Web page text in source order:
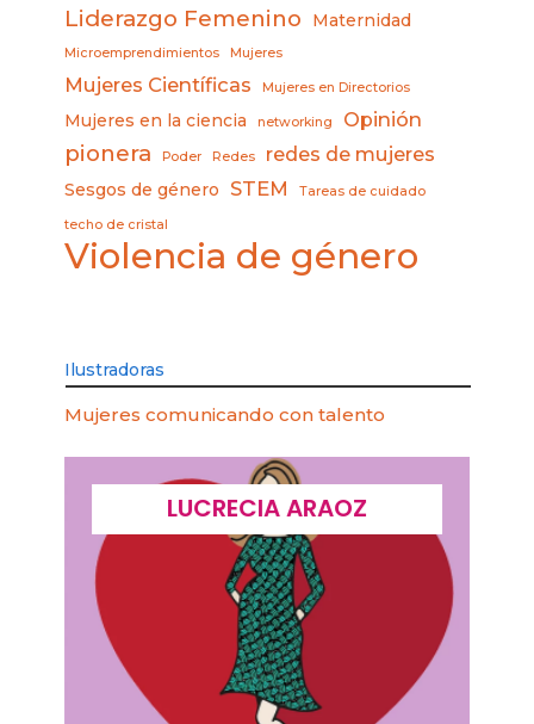
Liderazgo Femenino Maternidad
Microemprendimientos Mujeres
Mujeres Científicas Mujeres en Directorios
Mujeres en la ciencia networking Opinión
pionera Poder Redes redes de mujeres
Sesgos de género STEM Tareas de cuidado
techo de cristal
Violencia de género
Ilustradoras
Mujeres comunicando con talento
LUCRECIA ARAOZ